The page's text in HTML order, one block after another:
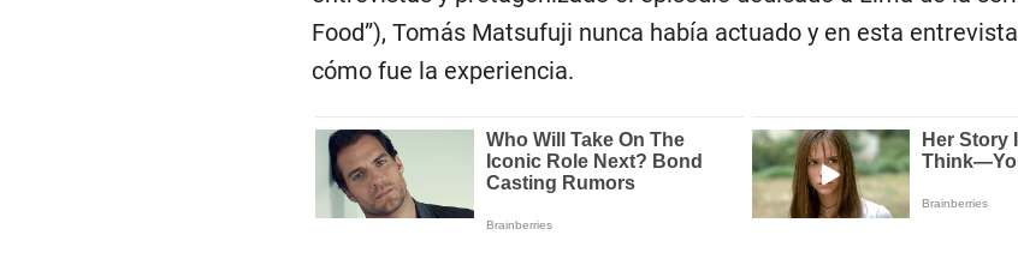
Food”), Tomás Matsufuji nunca había actuado y en esta
cómo fue la experiencia.